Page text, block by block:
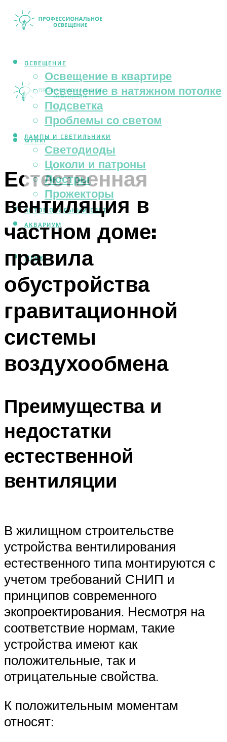
ОСВЕЩЕНИЕ
Освещение в квартире
Освещение в натяжном потолке
Подсветка
Проблемы со светом
ЛАМПЫ И СВЕТИЛЬНИКИ
Светодиоды
Цоколи и патроны
Люстры
Прожекторы
АВТОМОБИЛЬНЫЙ СВЕТ
АКВАРИУМ
МЕНЮ
МЕНЮ
Естественная
вентиляция в
частном доме:
правила
обустройства
гравитационной
системы
воздухообмена
Преимущества и
недостатки
естественной
вентиляции
В жилищном строительстве
устройства вентилирования
естественного типа монтируются с
учетом требований СНИП и
принципов современного
экопроектирования. Несмотря на
соответствие нормам, такие
устройства имеют как
положительные, так и
отрицательные свойства.
К положительным моментам
относят: